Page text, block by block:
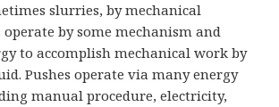
slurries, by mechanical
operate by some mechanism and
to accomplish mechanical work by
Pushes operate via many energy
manual procedure, electricity,